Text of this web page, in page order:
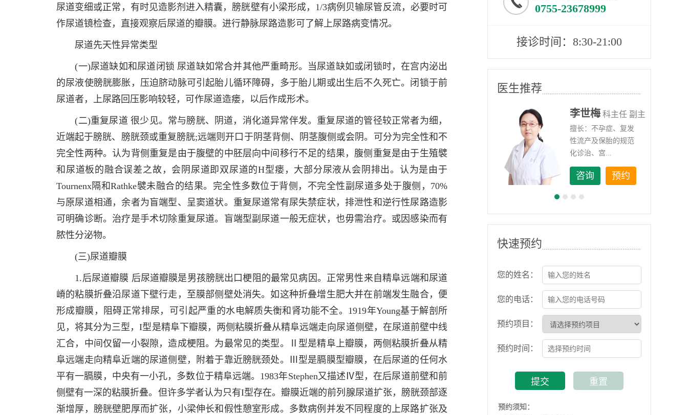
尿道变细或正常，有时见造影剂进入精囊，膀胱壁有小梁形成，1/3病例贝输尿管反流，必要时可
作尿道镜检查，直接观察后尿道的瓣膜。进行静脉尿路造影可了解上尿路病变情况。
尿道先天性异常类型
(一)尿道缺如和尿道闭锁 尿道缺如常合并其他严重畸形。当尿道缺如或闭锁时，在宫内泌出
的尿液使膀胱膨胀，压迫脐动脉可引起胎儿循环障碍，多于胎儿期或出生后不久死亡。闭锁于前
尿道者，上尿路回压影响较轻，可作尿道造瘘，以后作成形术。
(二)重复尿道 很少见。常与膀胱、阴道，消化道异常伴发。重复尿道的管径较正常者为细，
近端起于膀胱、膀胱颈或重复膀胱;远端则开口于阴茎背侧、阴茎腹侧或会阴。可分为完全性和不
完全性两种。认为背侧重复是由于腹壁的中胚层向中间移行不足的结果，腹侧重复是由于生殖襞
和尿道板的融合误差之故，会阴尿道即双尿道的H型瘘，大部分尿液从会阴排出。认为是由于
Tournenx隔和Rathke襞未融合的结果。完全性多数位于背侧，不完全性副尿道多处于腹侧，70%
与原尿道相通，余者为盲端型、呈窦道状。重复尿道常有尿失禁症状，排泄性和逆行性尿路造影
可明确诊断。治疗是手术切除重复尿道。盲端型副尿道一般无症状，也毋需治疗。或因感染而有
脓性分泌物。
(三)尿道瓣膜
1.后尿道瓣膜 后尿道瓣膜是男孩膀胱出口梗阻的最常见病因。正常男性来自精阜远端和尿道
嵴的粘膜折叠沿尿道下壁行走，至膜部侧壁处消失。如这种折叠增生肥大并在前端发生融合，便
形成瓣膜，阻碍正常排尿，可引起严重的水电解质失衡和肾功能不全。1919年Young基于解剖所
见，将其分为三型，I型是精阜下瓣膜，两侧粘膜折叠从精阜远端走向尿道侧壁，在尿道前壁中线
汇合，中间仅留一小裂隙，造成梗阻。为最常见的类型。Ⅱ型是精阜上瓣膜，两侧粘膜折叠从精
阜远端走向精阜近端的尿道侧壁，附着于靠近膀胱颈处。Ⅲ型是膈膜型瓣膜，在后尿道的任何水
平有一膈膜，中央有一小孔，多数位于精阜远端。1983年Stephen又描述Ⅳ型，在后尿道前壁和前
侧壁有一深的粘膜折叠。但许多学者认为只有I型存在。瓣膜近端的前列腺尿道扩张，膀胱颈部逐
渐增厚，膀胱壁肥厚而扩张，小梁伸长和假性憩室形成。多数病例并发不同程度的上尿路扩张及
0755-23678999
接诊时间：8:30-21:00
医生推荐
李翠玲
多发病的诊治，如顽
固性阴道炎...
咨询
李世梅 科主任 副主
任医师
擅长：不孕症、复发
性流产及保胎的规范
化诊治、宫...
咨询 预约
快速预约
您的姓名：
您的电话：
预约项目：
预约时间：
预约须知：